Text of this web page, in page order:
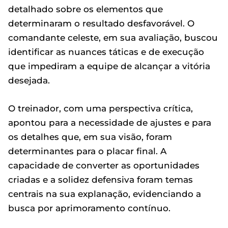
detalhado sobre os elementos que
determinaram o resultado desfavorável. O
comandante celeste, em sua avaliação, buscou
identificar as nuances táticas e de execução
que impediram a equipe de alcançar a vitória
desejada.
O treinador, com uma perspectiva crítica,
apontou para a necessidade de ajustes e para
os detalhes que, em sua visão, foram
determinantes para o placar final. A
capacidade de converter as oportunidades
criadas e a solidez defensiva foram temas
centrais na sua explanação, evidenciando a
busca por aprimoramento contínuo.